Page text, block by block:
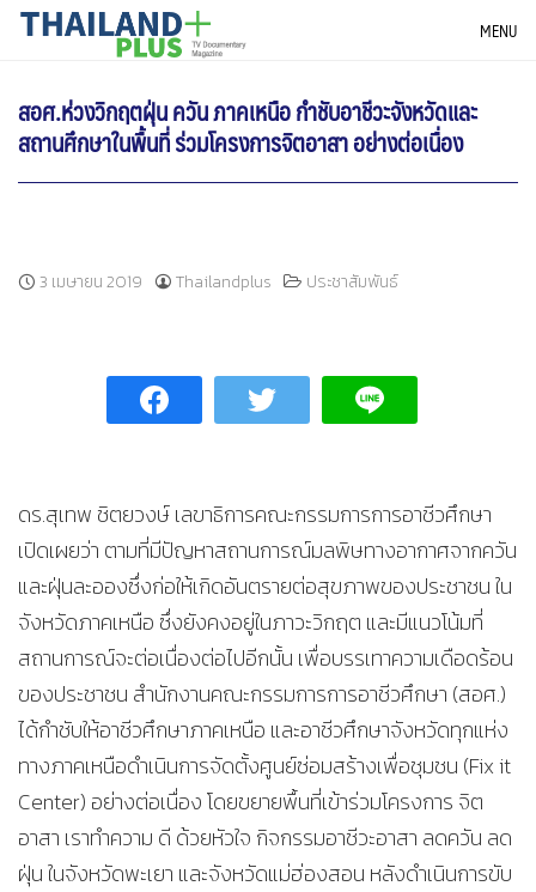
SkipTHAILANDPLUS NEWS MENU
สอศ.ห่วงวิกฤตฝุ่น ควัน ภาคเหนือ กำชับอาชีวะจังหวัดและ
สถานศึกษาในพื้นที่ ร่วมโครงการจิตอาสา อย่างต่อเนื่อง
3 เมษายน 2019 Thailandplus ประชาสัมพันธ์
ดร.สุเทพ ชิตยวงษ์ เลขาธิการคณะกรรมการการอาชีวศึกษา
เปิดเผยว่า ตามที่มีปัญหาสถานการณ์มลพิษทางอากาศจากควัน
และฝุ่นละอองซึ่งก่อให้เกิดอันตรายต่อสุขภาพของประชาชน ใน
จังหวัดภาคเหนือ ซึ่งยังคงอยู่ในภาวะวิกฤต และมีแนวโน้มที่
สถานการณ์จะต่อเนื่องต่อไปอีกนั้น เพื่อบรรเทาความเดือดร้อน
ของประชาชน สำนักงานคณะกรรมการการอาชีวศึกษา (สอศ.)
ได้กำชับให้อาชีวศึกษาภาคเหนือ และอาชีวศึกษาจังหวัดทุกแห่ง
ทางภาคเหนือดำเนินการจัดตั้งศูนย์ซ่อมสร้างเพื่อชุมชน (Fix it
Center) อย่างต่อเนื่อง โดยขยายพื้นที่เข้าร่วมโครงการ จิต
อาสา เราทำความ ดี ด้วยหัวใจ กิจกรรมอาชีวะอาสา ลดควัน ลด
ฝุ่น ในจังหวัดพะเยา และจังหวัดแม่ฮ่องสอน หลังดำเนินการขับ